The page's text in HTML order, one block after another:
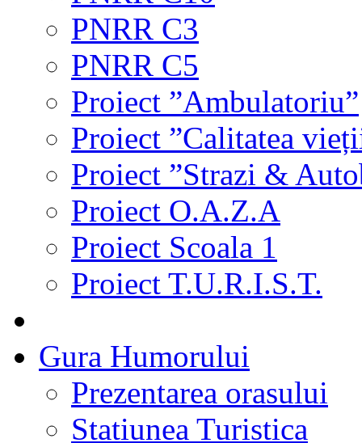
PNRR C3
PNRR C5
Proiect ”Ambulatoriu”
Proiect ”Calitatea
Proiect ”Strazi &
Proiect O.A.Z.A
Proiect Scoala 1
Proiect T.U.R.I.S.T.
Gura Humorului
Prezentarea orasului
Statiunea Turistica